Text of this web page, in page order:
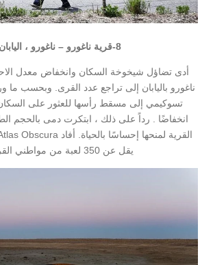
8- قرية ناغورو – ناغورو ، اليابان
أدى تضاؤل ​​شيخوخة السكان وانخفاض معدل
ناغورو باليابان إلى تراجع عدد القرى. وبحسب ما
تسوكيمي إلى مسقط رأسها للعثور على السكان
انخفاضًا . رداً على ذلك ، ابتكرت دمى بالحجم
يقل عن 350 لعبة من مواطني القرية.